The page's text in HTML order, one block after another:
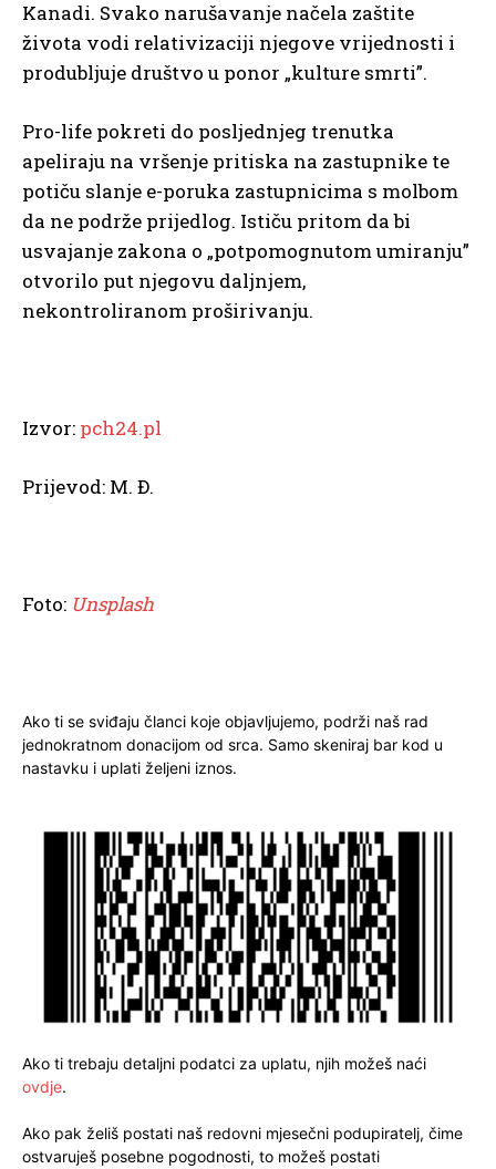
Kanadi. Svako narušavanje načela zaštite
života vodi relativizaciji njegove vrijednosti i
produbljuje društvo u ponor „kulture smrti”.
Pro-life pokreti do posljednjeg trenutka
apeliraju na vršenje pritiska na zastupnike te
potiču slanje e-poruka zastupnicima s molbom
da ne podrže prijedlog. Ističu pritom da bi
usvajanje zakona o „potpomognutom umiranju”
otvorilo put njegovu daljnjem,
nekontroliranom proširivanju.
Izvor: pch24.pl
Prijevod: M. Đ.
Foto: Unsplash
Ako ti se sviđaju članci koje objavljujemo, podrži naš rad
jednokratnom donacijom od srca. Samo skeniraj bar kod u
nastavku i uplati željeni iznos.
Ako ti trebaju detaljni podatci za uplatu, njih možeš naći
ovdje.
Ako pak želiš postati naš redovni mjesečni podupiratelj, čime
ostvaruješ posebne pogodnosti, to možeš postati